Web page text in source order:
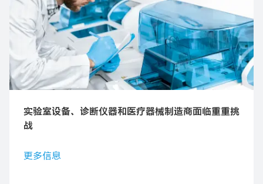
实验室设备、诊断仪器和医疗器械制造商面临重重挑
战
更多信息